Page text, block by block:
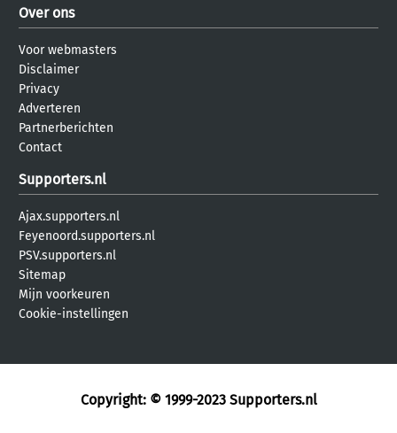
Over ons
Voor webmasters
Disclaimer
Privacy
Adverteren
Partnerberichten
Contact
Supporters.nl
Ajax.supporters.nl
Feyenoord.supporters.nl
PSV.supporters.nl
Sitemap
Mijn voorkeuren
Cookie-instellingen
Copyright: © 1999-2023 Supporters.nl